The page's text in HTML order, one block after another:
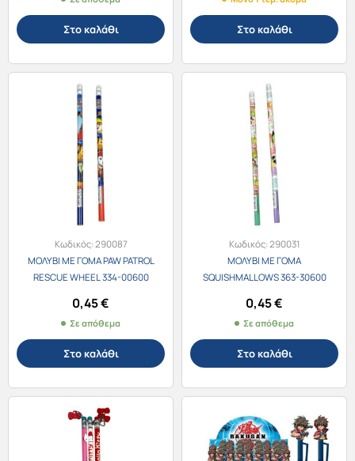
Στο καλάθι Στο καλάθι
Κωδικός:290087
ΜΟΛΥΒΙ ΜΕ ΓΟΜΑ PAW PATROL
RESCUE WHEEL 334-00600
0,45€
Σε απόθεμα
Στο καλάθι
Κωδικός:290031
ΜΟΛΥΒΙ ΜΕ ΓΟΜΑ
SQUISHMALLOWS 363-30600
0,45€
Σε απόθεμα
Στο καλάθι